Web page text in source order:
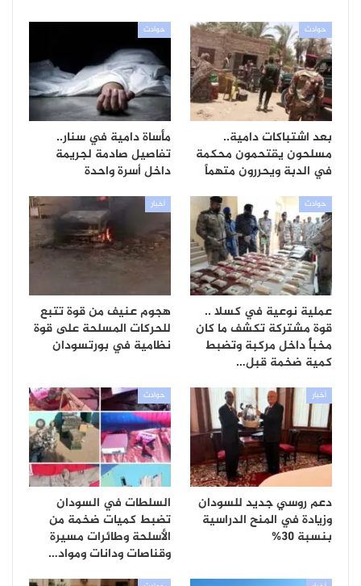
حوادث
بعد اشتباكات دامية..
مسلحون يقتحمون محكمة
في الدبة ويحررون متهماً
حوادث
مأساة دامية في سنار..
تفاصيل صادمة لجريمة
داخل أسرة واحدة
حوادث
عملية نوعية في كسلا ..
قوة مشتركة تكشف ما كان
مخبأً داخل مركبة وتضبط
كمية ضخمة قبل…
أخبار
هجوم عنيف من قوة تتبع
للحركات المسلحة على قوة
نظامية في بورتسودان
أخبار
دعم روسي جديد للسودان
وزيادة في المنح الدراسية
بنسبة 30%
حوادث
السلطات في السودان
تضبط كميات ضخمة من
الأسلحة وطائرات مسيرة
وقناصات ودانات ومواد…